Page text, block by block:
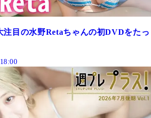
注目の水野Retaちゃんの初DVDをたっ